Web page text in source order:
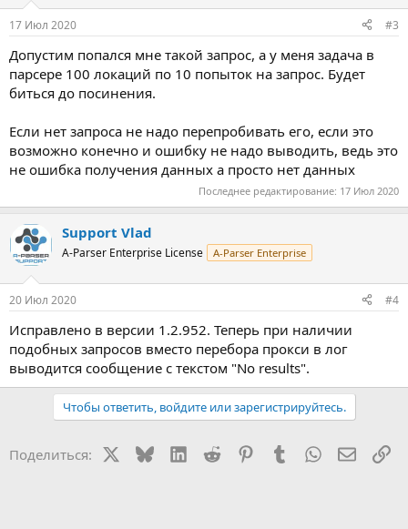
17 Июл 2020 #3
Допустим попался мне такой запрос, а у меня задача в
парсере 100 локаций по 10 попыток на запрос. Будет
биться до посинения.
Если нет запроса не надо перепробивать его, если это
возможно конечно и ошибку не надо выводить, ведь это
не ошибка получения данных а просто нет данных
Последнее редактирование: 17 Июл 2020
Support Vlad
A-Parser Enterprise License A-Parser Enterprise
20 Июл 2020 #4
Исправлено в версии 1.2.952. Теперь при наличии
подобных запросов вместо перебора прокси в лог
выводится сообщение c текстом "No results".
Чтобы ответить, войдите или зарегистрируйтесь.
Поделиться: BlueskyLinkedIn
Reddit PinterestTumblr WhatsApp